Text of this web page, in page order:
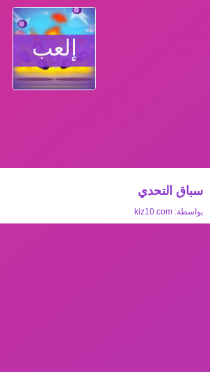
إلعب
سباق التحدي
بواسطة: kiz10.com